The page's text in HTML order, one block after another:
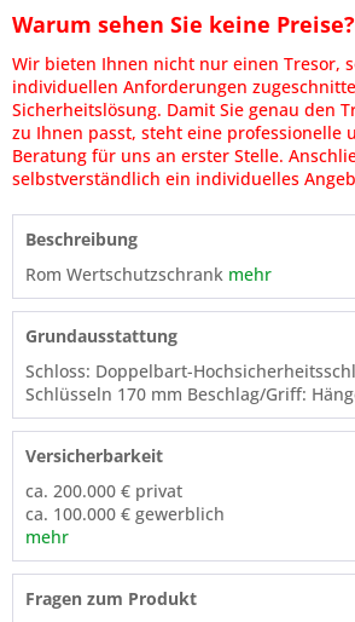
Warum sehen Sie keine Preise?
Wir bieten Ihnen nicht nur einen Tresor,
individuellen Anforderungen
Sicherheitslösung. Damit Sie genau den
zu Ihnen passt, steht eine professionelle
Beratung für uns an erster Stelle.
selbstverständlich ein individuelles
Beschreibung
Rom Wertschutzschrank mehr
Grundausstattung
Schloss: Doppelbart-
Schlüsseln 170 mm Beschlag/Griff:
Versicherbarkeit
ca. 200.000 € privat
ca. 100.000 € gewerblich
mehr
Fragen zum Produkt